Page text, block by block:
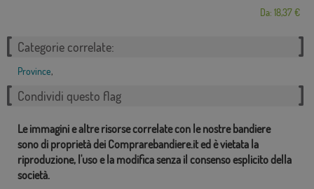
Da: 18,37 €
Categorie correlate:
Province,
Condividi questo flag
Le immagini e altre risorse correlate con le nostre bandiere
sono di proprietà dei Comprarebandiere.it ed è vietata la
riproduzione, l'uso e la modifica senza il consenso esplicito della
società.